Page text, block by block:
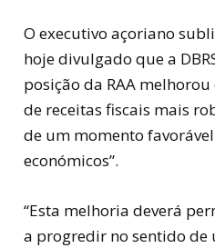
O executivo açoriano
hoje divulgado que a
posição da RAA
de receitas fiscais mais
de um momento
económicos”.
“Esta melhoria deverá
a progredir no sentido de